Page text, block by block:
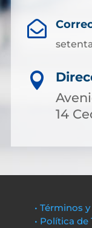


14
• Términos
• Política